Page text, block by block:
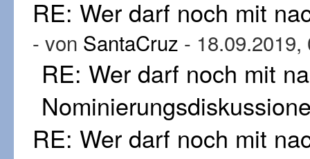
RE: Wer darf noch mit
- von SantaCruz - 18.09.2019,
RE: Wer darf noch mit
RE: Wer darf noch mit